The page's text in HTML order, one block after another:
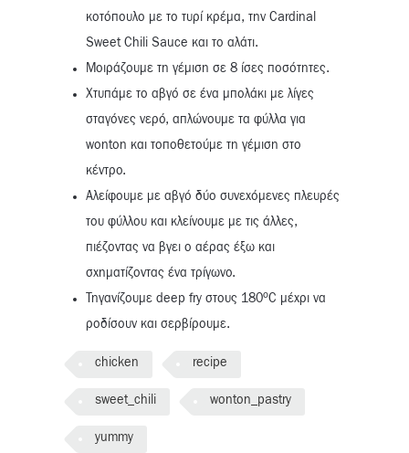
κοτόπουλο με το τυρί κρέμα, την Cardinal
Sweet Chili Sauce και το αλάτι.
Μοιράζουμε τη γέμιση σε 8 ίσες ποσότητες.
Χτυπάμε το αβγό σε ένα μπολάκι με λίγες
σταγόνες νερό, απλώνουμε τα φύλλα για
wonton και τοποθετούμε τη γέμιση στο
κέντρο.
Αλείφουμε με αβγό δύο συνεχόμενες πλευρές
του φύλλου και κλείνουμε με τις άλλες,
πιέζοντας να βγει ο αέρας έξω και
σχηματίζοντας ένα τρίγωνο.
Τηγανίζουμε deep fry στους 180οC μέχρι να
ροδίσουν και σερβίρουμε.
chicken recipe
sweet_chili wonton_pastry
yummy